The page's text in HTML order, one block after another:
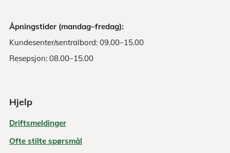
Åpningstider (mandag–fredag):
Kundesenter/sentralbord: 09.00–15.00
Resepsjon: 08.00–15.00
Hjelp
Driftsmeldinger
Ofte stilte spørsmål